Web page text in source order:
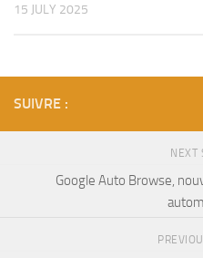
15 JULY 2025
SUIVRE :
NEXT
Google Auto Browse,